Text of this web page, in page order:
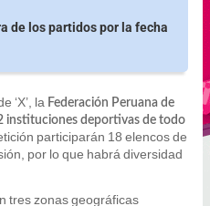
de los partidos por la fecha
‘X’, la Federación Peruana de
instituciones deportivas de todo
participarán 18 elencos de
por lo que habrá diversidad
tres zonas geográficas